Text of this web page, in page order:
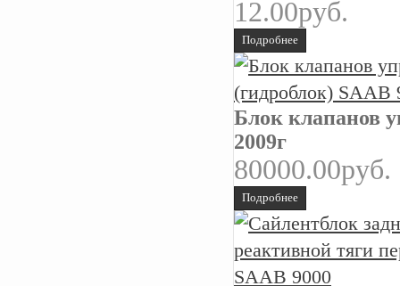
12.00руб.
Подробнее
Блок клапанов
2009г
80000.00руб.
Подробнее